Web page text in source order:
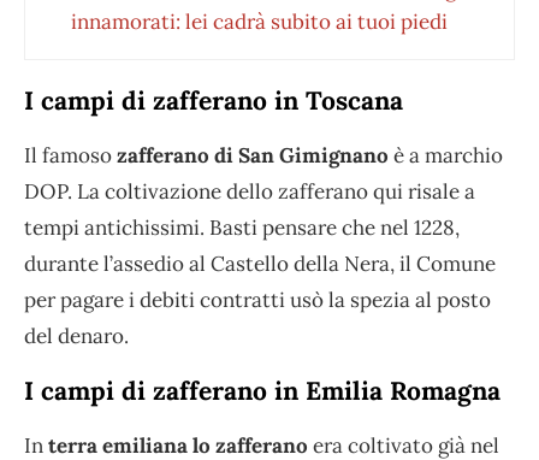
innamorati: lei cadrà subito ai tuoi piedi
I campi di zafferano in Toscana
Il famosozafferano di San Gimignano è a marchio
DOP. La coltivazione dello zafferano qui risale a
tempi antichissimi. Basti pensare che nel 1228,
durante l’assedio al Castello della Nera, il Comune
per pagare i debiti contratti usò la spezia al posto
del denaro.
I campi di zafferano in Emilia Romagna
Interra emiliana lo zafferano era coltivato già nel